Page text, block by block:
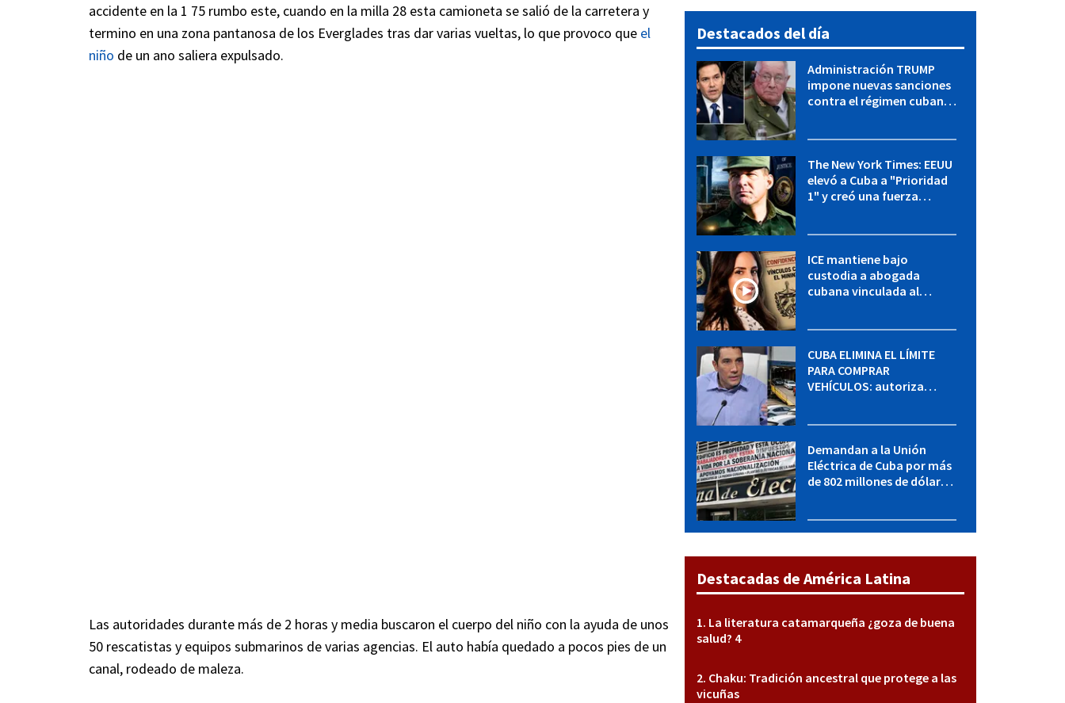
accidente en la 1 75 rumbo este, cuando en la milla 28 esta camioneta se salió de la carretera y
termino en una zona pantanosa de los Everglades tras dar varias vueltas, lo que provoco que el
niño de un ano saliera expulsado.
Las autoridades durante más de 2 horas y media buscaron el cuerpo del niño con la ayuda de unos
50 rescatistas y equipos submarinos de varias agencias. El auto había quedado a pocos pies de un
canal, rodeado de maleza.
Destacados del día
Administración TRUMP
impone nuevas sanciones
contra el régimen cubano:
The New York Times: EEUU
elevó a Cuba a "Prioridad
1" y creó una fuerza
ICE mantiene bajo
custodia a abogada
cubana vinculada al
CUBA ELIMINA EL LÍMITE
PARA COMPRAR
VEHÍCULOS: autoriza
Demandan a la Unión
Eléctrica de Cuba por más
de 802 millones de dólares
Destacadas de América Latina
La literatura catamarqueña ¿goza de buena
salud? 4
Chaku: Tradición ancestral que protege a las
vicuñas